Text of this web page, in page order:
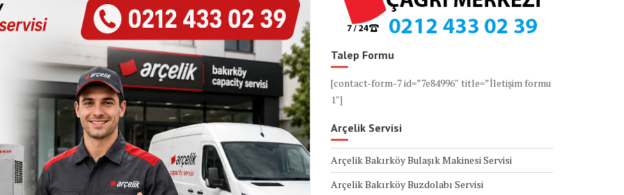
Talep Formu
[contact-form-7 id=”7e84996″ title=”İletişim formu
1″]
Arçelik Servisi
Arçelik Bakırköy Bulaşık Makinesi Servisi
Arçelik Bakırköy Buzdolabı Servisi